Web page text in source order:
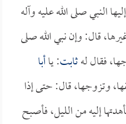
النبي صلى الله عليه وآله
قال: وإن نبي الله صلى
فقال لهثابت: ياأبا
وتزوجها، قال: حتى إذا
إليه من الليل، فأصبح